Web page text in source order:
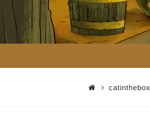
ダ
イ
スcatinthebox